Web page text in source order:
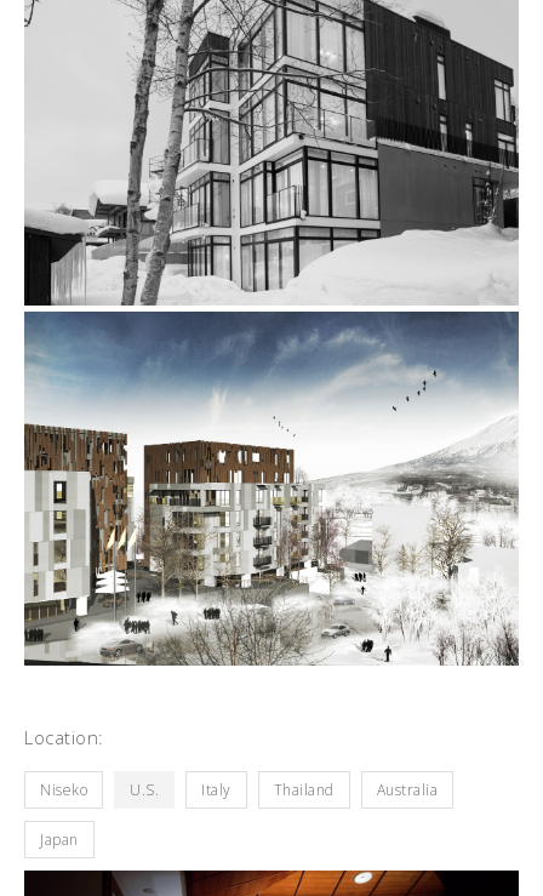
Location:
Niseko U.S. Italy Thailand Australia
Japan